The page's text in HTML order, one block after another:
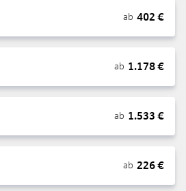
ab 402 €
ab 1.178€
ab 1.533 €
ab 226€